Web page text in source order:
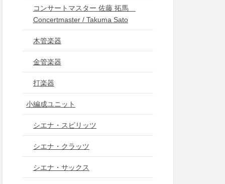
コンサートマスター 佐藤 拓馬
Concertmaster / Takuma Sato
木管楽器
金管楽器
打楽器
小編成ユニット
シエナ・スピリッツ
シエナ・クラッツ
シエナ・サックス